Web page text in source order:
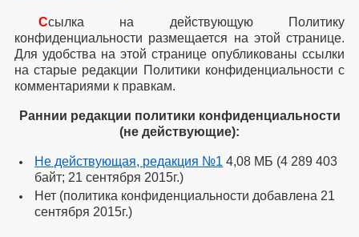
Поговорим о том, на какие моменты стоит обратить
внимание при выборе данного аксессуара....
Новости
SpaceX вскоре запустит глобальное тестирование
сотовой связи через спутники Starlink
28.декабря.2023
МТС испытает китайские смартфоны на совместимость
с российским 5G
Ссылка на действующую Политику
конфиденциальности размещается на этой странице.
Для удобства на этой странице опубликованы ссылки
на старые редакции Политики конфиденциальности с
комментариями к правкам.
Раннии редакции политики конфиденциальности
(не действующие):
Не действующая, редакция №1 4,08 МБ (4 289 403
байт; 21 сентября 2015г.)
Нет (политика конфиденциальности добавлена 21
сентября 2015г.)